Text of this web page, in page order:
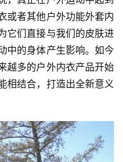
或者其他户外功能外套内
它们直接与我们的皮肤进
中的身体产生影响。如今
越多的户外内衣产品开始
相结合，打造出全新意义